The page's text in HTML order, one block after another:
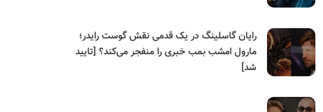
رایان گاسلینگ در یک قدمی نقش گوست رایدر؛
مارول امشب بمب خبری را منفجر می‌کند؟ [تایید
شد]